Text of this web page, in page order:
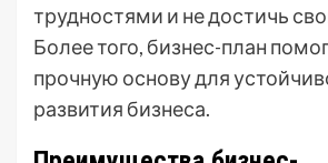
трудностями и не достичь
Более того, бизнес-план
прочную основу для
развития бизнеса.